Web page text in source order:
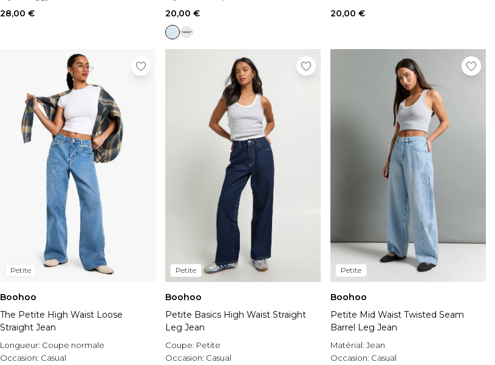
28,00 € 20,00 € 20,00 €
Petite
Boohoo
The Petite High Waist Loose
Straight Jean
Longueur: Coupe normale
Occasion: Casual
Petite
Boohoo
Petite Basics High Waist Straight
Leg Jean
Coupe: Petite
Occasion: Casual
Petite
Boohoo
Petite Mid Waist Twisted Seam
Barrel Leg Jean
Matérial: Jean
Occasion: Casual